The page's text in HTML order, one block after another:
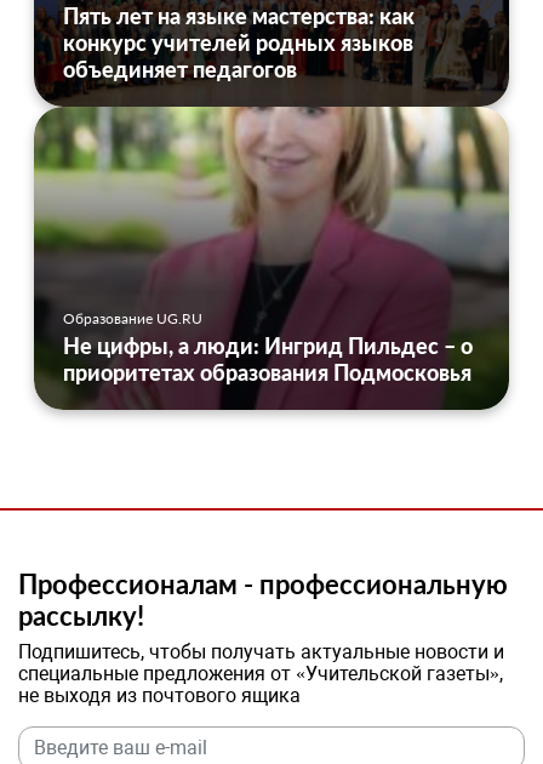
Пять лет на языке мастерства: как
конкурс учителей родных языков
объединяет педагогов
Образование UG.RU
Не цифры, а люди: Ингрид Пильдес – о
приоритетах образования Подмосковья
Профессионалам - профессиональную
рассылку!
Подпишитесь, чтобы получать актуальные новости и
специальные предложения от «Учительской газеты»,
не выходя из почтового ящика